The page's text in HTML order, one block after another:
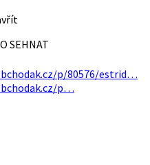
SEHNAT
p/80576/estrid…
p…